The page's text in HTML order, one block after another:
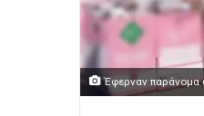
Έφερναν παράνομα